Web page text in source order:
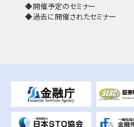
開催予定のセミナー
過去に開催されたセミナー